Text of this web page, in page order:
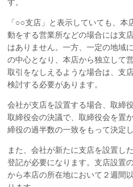
す。
「○○支店」と表示していても、本
動をする営業所などの場合には支
はありません。一方、一定の地域
の中心となり、本店から独立して
取引をなしえるような場合は、支
検討する必要があります。
会社が支店を設置する場合、取締
取締役会の決議で、取締役会を置
締役の過半数の一致をもって決定し
また、会社が新たに支店を設置し
登記が必要になります。支店設置
から本店の所在地において２週間